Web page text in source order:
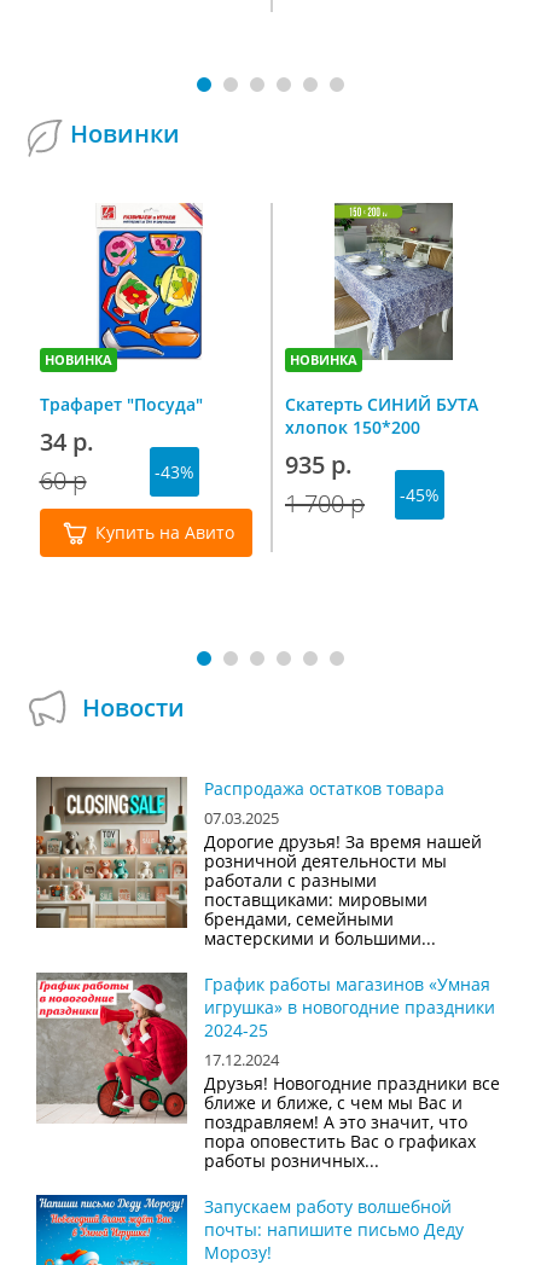
Новинки
НОВИНКА
Трафарет "Посуда"
34 р.
60 р
-43%
Купить на Авито
НОВИНКА
Скатерть СИНИЙ БУТА
хлопок 150*200
935 р.
1 700 р
-45%
Новости
Распродажа остатков товара
07.03.2025
Дорогие друзья! За время нашей
розничной деятельности мы
работали с разными
поставщиками: мировыми
брендами, семейными
мастерскими и большими...
График работы магазинов «Умная
игрушка» в новогодние праздники
2024-25
17.12.2024
Друзья! Новогодние праздники все
ближе и ближе, с чем мы Вас и
поздравляем! А это значит, что
пора оповестить Вас о графиках
работы розничных...
Запускаем работу волшебной
почты: напишите письмо Деду
Морозу!